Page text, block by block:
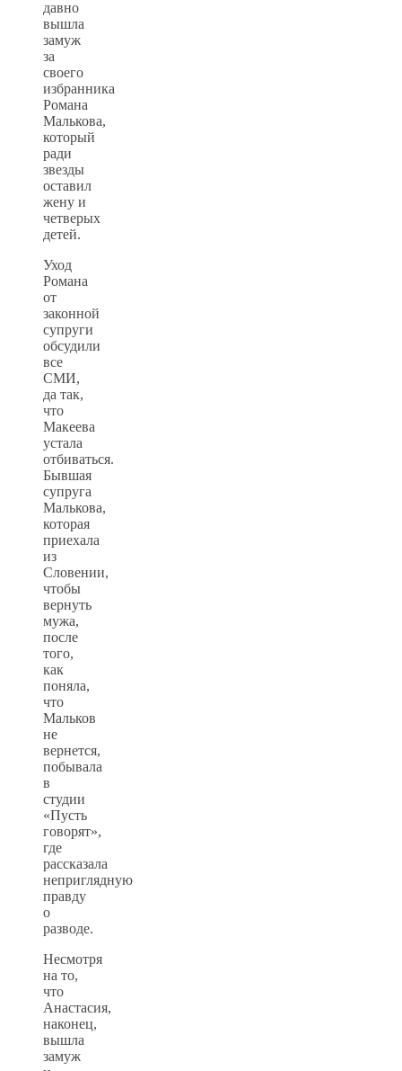
давно
вышла
замуж
за
своего
избранника
Романа
Малькова,
который
ради
звезды
оставил
жену и
четверых
детей.
Уход
Романа
от
законной
супруги
обсудили
все
СМИ,
да так,
что
Макеева
устала
отбиваться.
Бывшая
супруга
Малькова,
которая
приехала
из
Словении,
чтобы
вернуть
мужа,
после
того,
как
поняла,
что
Мальков
не
вернется,
побывала
в
студии
«Пусть
говорят»,
где
рассказала
неприглядную
правду
о
разводе.
Несмотря
на то,
что
Анастасия,
наконец,
вышла
замуж